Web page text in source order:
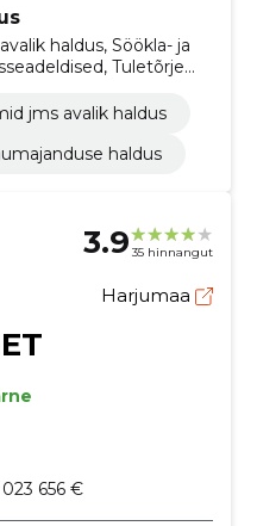
haldus, Söökla- ja
Tuletõrje
Teetööd,
Koolimajade
jms avalik haldus
haldus
3.9 35 hinnangut
Harjumaa
656 €